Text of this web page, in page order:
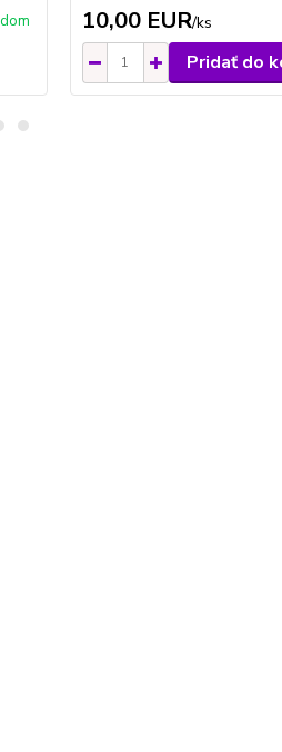
10,00 EUR/ks
Pridať do